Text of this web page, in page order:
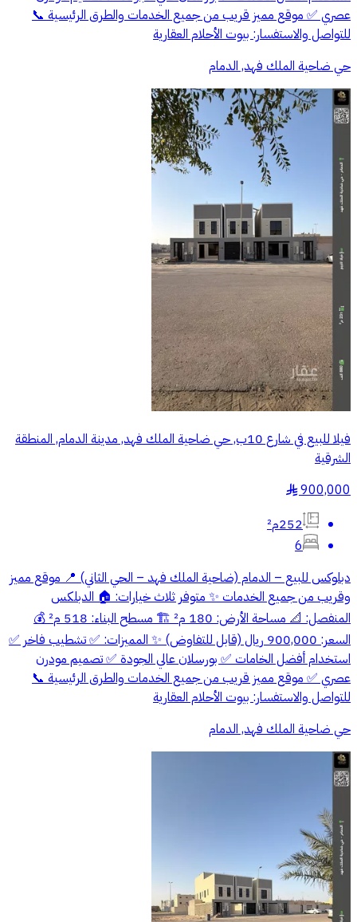
عصري ✅ موقع مميز قريب من جميع الخدمات والطرق الرئيسية 📞
للتواصل والاستفسار: بيوت الأحلام العقارية
حي ضاحية الملك فهد, الدمام
فيلا للبيع في شارع 10ب, حي ضاحية الملك فهد, مدينة الدمام, المنطقة
الشرقية
900,000
§
252م²
6
دبلوكس للبيع – الدمام (ضاحية الملك فهد – الحي الثاني) 📍 موقع مميز
وقريب من جميع الخدمات ✨ متوفر ثلاث خيارات: 🏠 الدبلكس
المنفصل: 📐 مساحة الأرض: 180 م² 🏗️ مسطح البناء: 518 م² 💰
السعر: 900,000 ريال (قابل للتفاوض) ✨ المميزات: ✅ تشطيب فاخر ✅
استخدام أفضل الخامات ✅ بورسلان عالي الجودة ✅ تصميم مودرن
عصري ✅ موقع مميز قريب من جميع الخدمات والطرق الرئيسية 📞
للتواصل والاستفسار: بيوت الأحلام العقارية
حي ضاحية الملك فهد, الدمام